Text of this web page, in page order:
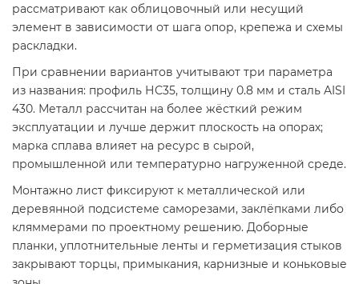
рассматривают как облицовочный или несущий
элемент в зависимости от шага опор, крепежа и схемы
раскладки.
При сравнении вариантов учитывают три параметра
из названия: профиль НС35, толщину 0.8 мм и сталь AISI
430. Металл рассчитан на более жёсткий режим
эксплуатации и лучше держит плоскость на опорах;
марка сплава влияет на ресурс в сырой,
промышленной или температурно нагруженной среде.
Монтажно лист фиксируют к металлической или
деревянной подсистеме саморезами, заклёпками либо
кляммерами по проектному решению. Доборные
планки, уплотнительные ленты и герметизация стыков
закрывают торцы, примыкания, карнизные и коньковые